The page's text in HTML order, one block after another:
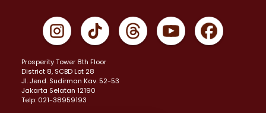
Properti Dijual di Gambir >
Properti Dijual di Johar Baru >
Properti Dijual di Menteng >
Properti Dijual di Senen >
Properti Dijual di Tanah Abang >
Properti Dijual di Cikini >
Prosperity Tower 8th Floor
District 8, SCBD Lot 28
JI. Jend. Sudirman Kav. 52-53
Jakarta Selatan 12190
Telp: 021-38959193